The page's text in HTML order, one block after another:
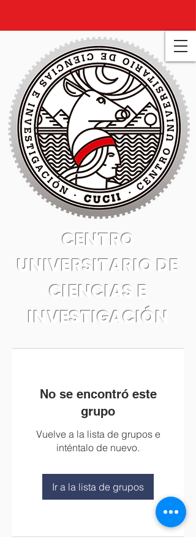
CENTRO
UNIVERSITARIO DE
CIENCIAS E
INVESTIGACIÓN
No se encontró este
grupo
Vuelve a la lista de grupos e
inténtalo de nuevo.
Ir a la lista de grupos